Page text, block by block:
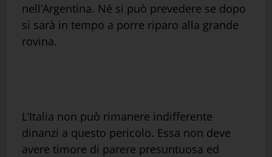
nell’Argentina. Né si può prevedere se dopo
si sarà in tempo a porre riparo alla grande
rovina.
L’Italia non può rimanere indifferente
dinanzi a questo pericolo. Essa non deve
avere timore di parere presuntuosa ed